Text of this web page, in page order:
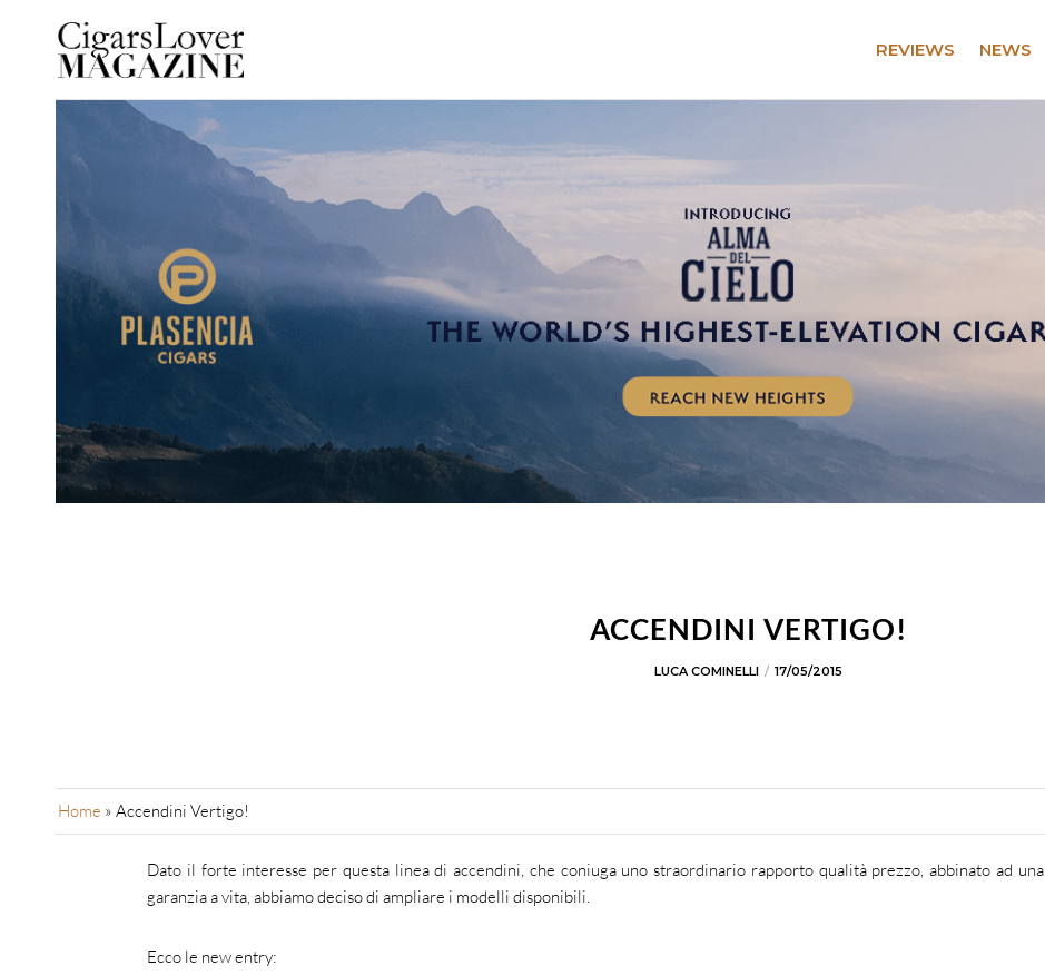
REVIEWS NEWS
ACCENDINI VERTIGO!
LUCA COMINELLI 17/05/2015
Home » Accendini Vertigo!
Dato il forte interesse per questa linea di accendini, che coniuga uno straordinario rapporto qualità prezzo, abbinato ad una
garanzia a vita, abbiamo deciso di ampliare i modelli disponibili.
Ecco le new entry: